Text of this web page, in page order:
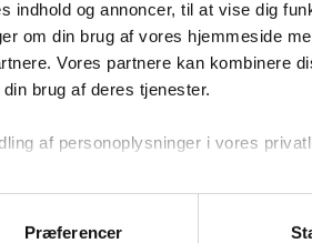
indhold og annoncer, til at vise dig
om din brug af vores hjemmeside
Vores partnere kan kombinere
brug af deres tjenester.
af personoplysninger i vores
Præferencer
D.